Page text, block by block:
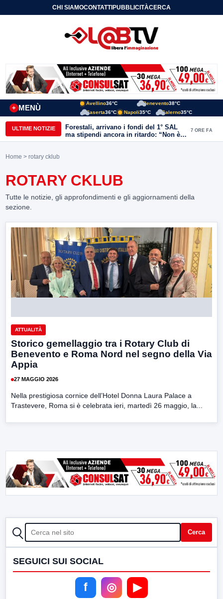
CHI SIAMOCONTATTIPUBBLICITÀCERCA
MENÙ
+
Avellino36°C Benevento38°C
Caserta36°C Napoli35°C Salerno35°C
ULTIME NOTIZIE
Forestali, arrivano i fondi del 1° SAL
ma stipendi ancora in ritardo: “Non è
più sostenibile”
7 ORE FA
Home > rotary cklub
ROTARY CKLUB
Tutte le notizie, gli approfondimenti e gli aggiornamenti della
sezione.
ATTUALITÀ
Storico gemellaggio tra i Rotary Club di
Benevento e Roma Nord nel segno della Via
Appia
27 MAGGIO 2026
Nella prestigiosa cornice dell’Hotel Donna Laura Palace a
Trastevere, Roma si è celebrata ieri, martedì 26 maggio, la...
CERCA Cerca
SEGUICI SUI SOCIAL
f ◎ ▶